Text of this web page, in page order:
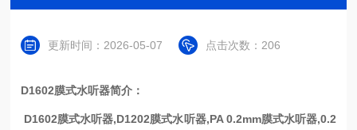
更新时间：2026-05-07 点击次数：206
D1602膜式水听器简介：
D1602膜式水听器,D1202膜式水听器,PA 0.2mm膜式水听器,0.2